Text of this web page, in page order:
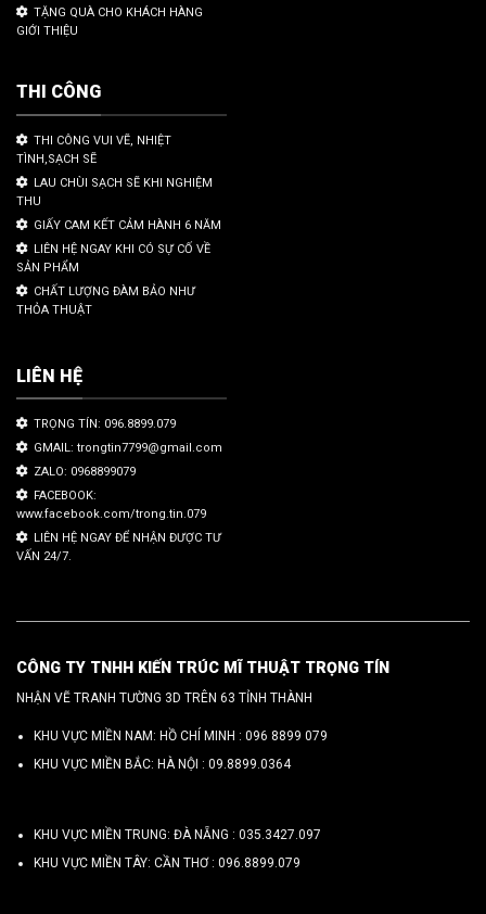
TẶNG QUÀ CHO KHÁCH HÀNG
GIỚI THIỆU
THI CÔNG
THI CÔNG VUI VẼ, NHIỆT
TÌNH,SẠCH SẼ
LAU CHÙI SẠCH SẼ KHI NGHIỆM
THU
GIẤY CAM KẾT CẢM HÀNH 6 NĂM
LIÊN HỆ NGAY KHI CÓ SỰ CỐ VỀ
SẢN PHẨM
CHẤT LƯỢNG ĐÀM BẢO NHƯ
THỎA THUẬT
LIÊN HỆ
TRỌNG TÍN: 096.8899.079
GMAIL: trongtin7799@gmail.com
ZALO: 0968899079
FACEBOOK:
www.facebook.com/trong.tin.079
LIÊN HỆ NGAY ĐỂ NHẬN ĐƯỢC TƯ
VẤN 24/7.
CÔNG TY TNHH KIẾN TRÚC MĨ THUẬT TRỌNG TÍN
NHẬN VẼ TRANH TƯỜNG 3D TRÊN 63 TỈNH THÀNH
KHU VỰC MIỀN NAM: HỒ CHÍ MINH : 096 8899 079
KHU VỰC MIỀN BẮC: HÀ NỘI : 09.8899.0364
KHU VỰC MIỀN TRUNG: ĐÀ NẴNG : 035.3427.097
KHU VỰC MIỀN TÂY: CẦN THƠ : 096.8899.079